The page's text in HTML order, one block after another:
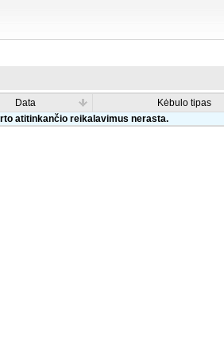
Data
Kėbulo tipas
atitinkančio reikalavimus nerasta.